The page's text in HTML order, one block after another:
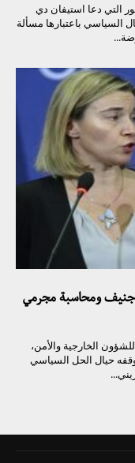
التي دعا استيفان دي
السياسي باعتبارها مسألة
جنيف ومحاسبة مجرمي
الخارجية والأمن،
حيال الحل السياسي